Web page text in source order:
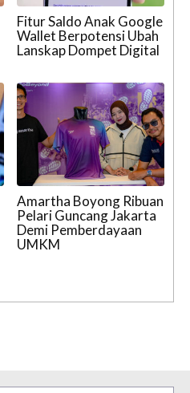
Fitur Saldo Anak Google
Wallet Berpotensi Ubah
Lanskap Dompet Digital
Amartha Boyong Ribuan
Pelari Guncang Jakarta
Demi Pemberdayaan
UMKM